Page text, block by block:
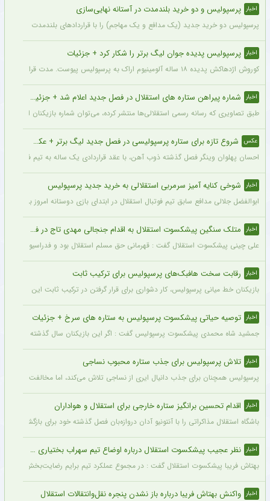
اخبار پرسپولیس و دو خرید بلندمدت در آستانه نهایی‌سازی
پرسپولیس دو خرید جدید (یک مدافع و یک مهاجم) را با قراردادهای بلندمدت نهایی کرده
اخبار پرسپولیس پدیده جوان لیگ برتر را شکار کرد + جزئیات
کوروش اژدهاکش پدیده ۱۸ ساله آلومینیوم اراک به پرسپولیس پیوست. مدت قرارداد اژدهاکش با پرسپولیس به مدت ۴ سال است.
اخبار شماره پیراهن ستاره های استقلال در فصل جدید اعلام شد + جزئیات
طبق تصاویری که رسانه رسمی استقلالی‌ها منتشر کرده، می‌توان شماره بازیکنان این
عکس شروع تازه برای ستاره پرسپولیسی در فصل جدید لیگ برتر + عکس
احسان پهلوان وینگر فصل گذشته ذوب آهن، با عقد قراردادی یک ساله به تیم فجر
اخبار شوخی کنایه آمیز سرمربی استقلالی به خرید جدید پرسپولیس
ابوالفضل جلالی مدافع سابق تیم فوتبال استقلال در ابتدای بازی دوستانه امروز با
اخبار متلک سنگین پیشکسوت استقلال به اقدام جنجالی مهدی تاج در فدراسیون فوتبال
علی چینی پیشکسوت استقلال گفت : قهرمانی حق مسلم استقلال بود و فدراسیون باید آن
اخبار رقابت سخت هافبک‌های پرسپولیس برای ترکیب ثابت
بازیکنان خط میانی پرسپولیس، کار دشواری برای قرار گرفتن در ترکیب ثابت این تیم
اخبار توصیه حیاتی پیشکسوت پرسپولیس به ستاره های سرخ + جزئیات
جمشید شاه محمدی پیشکسوت پرسپولیس گفت : اگر این بازیکنان سال گذشته و سال‌های
اخبار تلاش پرسپولیس برای جذب ستاره محبوب نساجی
پرسپولیس همچنان برای جذب دانیال ایری از نساجی تلاش می‌کند، اما مخالفت
اخبار اقدام تحسین برانگیز ستاره خارجی برای استقلال و هواداران
باشگاه استقلال مذاکراتی را با آنتونیو آدان دروازه‌بان فصل گذشته خود برای بازگشت یه
اخبار نظر عجیب پیشکسوت استقلال درباره اوضاع تیم سهراب بختیاری زاده + جزئیات
بهتاش فریبا پیشکسوت استقلال گفت : در مجموع عملکرد تیم برایم رضایت‌بخش بود.
اخبار واکنش بهتاش فریبا درباره باز نشدن پنجره نقل‌وانتقالات استقلال